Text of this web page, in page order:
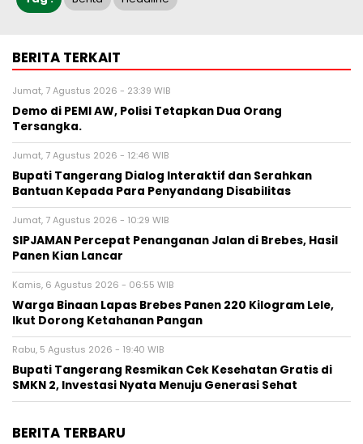
BERITA TERKAIT
Jumat, 7 Agustus 2026 - 23:39 WIB
Demo di PEMI AW, Polisi Tetapkan Dua Orang
Tersangka.
Jumat, 7 Agustus 2026 - 12:46 WIB
Bupati Tangerang Dialog Interaktif dan Serahkan
Bantuan Kepada Para Penyandang Disabilitas
Jumat, 7 Agustus 2026 - 10:29 WIB
SIPJAMAN Percepat Penanganan Jalan di Brebes, Hasil
Panen Kian Lancar
Kamis, 6 Agustus 2026 - 06:55 WIB
Warga Binaan Lapas Brebes Panen 220 Kilogram Lele,
Ikut Dorong Ketahanan Pangan
Rabu, 5 Agustus 2026 - 19:40 WIB
‎Bupati Tangerang Resmikan Cek Kesehatan Gratis di
SMKN 2, Investasi Nyata Menuju Generasi Sehat
BERITA TERBARU